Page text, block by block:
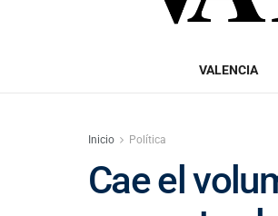
VALENCIA
Inicio Política
Cae el